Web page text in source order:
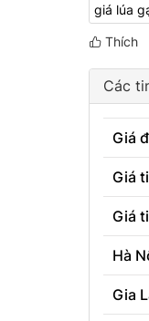
giá lúa
Thích
Các
Giá
Giá
Giá
Hà
Gia